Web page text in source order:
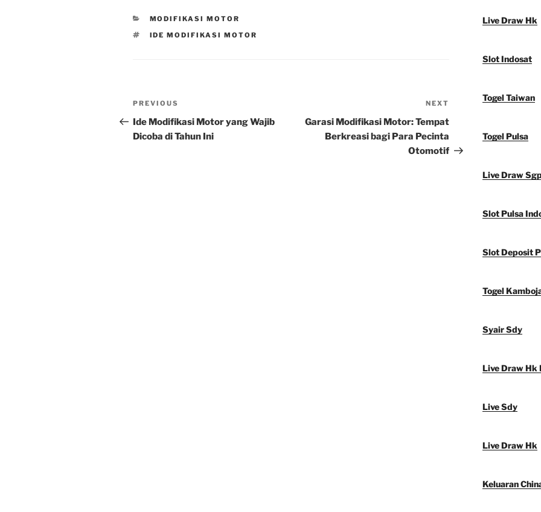
CATEGORIES
MODIFIKASI MOTOR
TAGS
IDE MODIFIKASI MOTOR
Post
navigation
Previous
Post
PREVIOUS
Ide Modifikasi Motor yang Wajib
Dicoba di Tahun Ini
Post
NEXT
Garasi Modifikasi Motor: Tempat
Berkreasi bagi Para Pecinta
Otomotif
Live Draw Hk
Slot Indosat
Togel Taiwan
Togel Pulsa
Live Draw
Slot Pulsa
Slot Deposit
Togel
Syair Sdy
Live Draw Hk
Live Sdy
Live Draw Hk
Keluaran